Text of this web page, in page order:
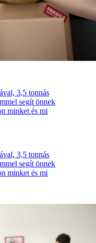
3,5 tonnás
segít önnek
minket és mi
3,5 tonnás
segít önnek
minket és mi